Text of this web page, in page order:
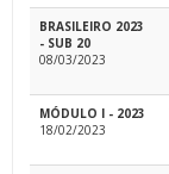
BRASILEIRO 2023
- SUB 20
08/03/2023
MÓDULO I - 2023
18/02/2023